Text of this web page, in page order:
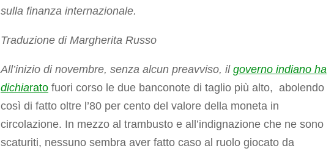
sulla finanza internazionale.
Traduzione di Margherita Russo
All’inizio di novembre, senza alcun preavviso, il governo indiano ha
dichiarato fuori corso le due banconote di taglio più alto, abolendo
così di fatto oltre l’80 per cento del valore della moneta in
circolazione. In mezzo al trambusto e all’indignazione che ne sono
scaturiti, nessuno sembra aver fatto caso al ruolo giocato da